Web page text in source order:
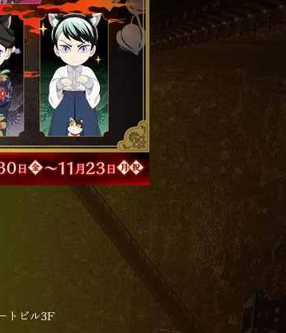
トビル3F